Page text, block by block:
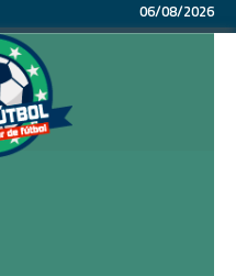
06/08/2026